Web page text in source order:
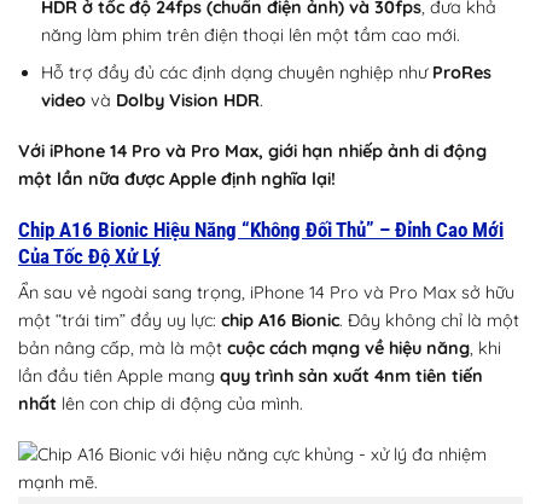
HDR ở tốc độ 24fps (chuẩn điện ảnh) và 30fps, đưa khả
năng làm phim trên điện thoại lên một tầm cao mới.
Hỗ trợ đầy đủ các định dạng chuyên nghiệp như ProRes
videovà Dolby Vision HDR.
Với iPhone 14 Pro và Pro Max, giới hạn nhiếp ảnh di động
một lần nữa được Apple định nghĩa lại!
Chip A16 Bionic Hiệu Năng “Không Đối Thủ” – Đỉnh Cao Mới
Của Tốc Độ Xử Lý
Ẩn sau vẻ ngoài sang trọng, iPhone 14 Pro và Pro Max sở hữu
một “trái tim” đầy uy lực: chip A16 Bionic. Đây không chỉ là một
bản nâng cấp, mà là một cuộc cách mạng về hiệu năng, khi
lần đầu tiên Apple mang quy trình sản xuất 4nm tiên tiến
nhất lên con chip di động của mình.